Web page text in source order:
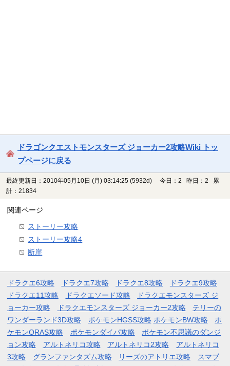
ドラゴンクエストモンスターズ ジョーカー2攻略Wiki トッ
プページに戻る
最終更新日：2010年05月10日 (月) 03:14:25 (5932d)
今日：2 昨日：2 累
計：21834
関連ページ
ストーリー攻略
ストーリー攻略4
断崖
ドラクエ6攻略 ドラクエ7攻略 ドラクエ8攻略
ドラクエ9攻略
ドラクエ11攻略
ドラクエソード攻略
ドラクエモンスターズ ジ
ョーカー攻略
ドラクエモンスターズ ジョーカー2攻略
テリーの
ワンダーランド3D攻略
ポケモンHGSS攻略 ポケモンBW攻略
ポ
ケモンORAS攻略
ポケモンダイパ攻略
ポケモン不思議のダンジ
ョン攻略
アルトネリコ攻略 アルトネリコ2攻略
アルトネリコ
3攻略
グランファンタズム攻略 リーズのアトリエ攻略
スマブ